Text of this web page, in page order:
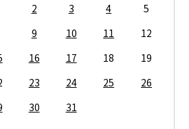
2 3 4
5
9 10 11
12
16 17 18
19
23 24 25
26
30 31